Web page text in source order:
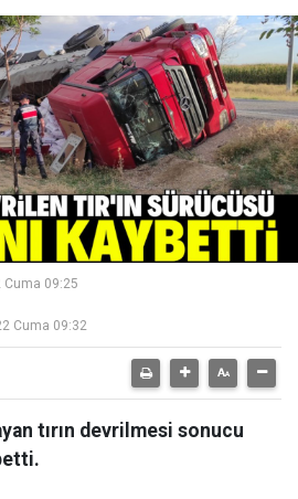
09:25
Cuma 09:32
tırın devrilmesi sonucu